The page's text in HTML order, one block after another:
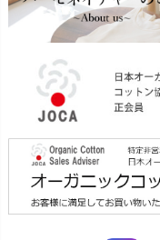
お問い合わせchevron_right